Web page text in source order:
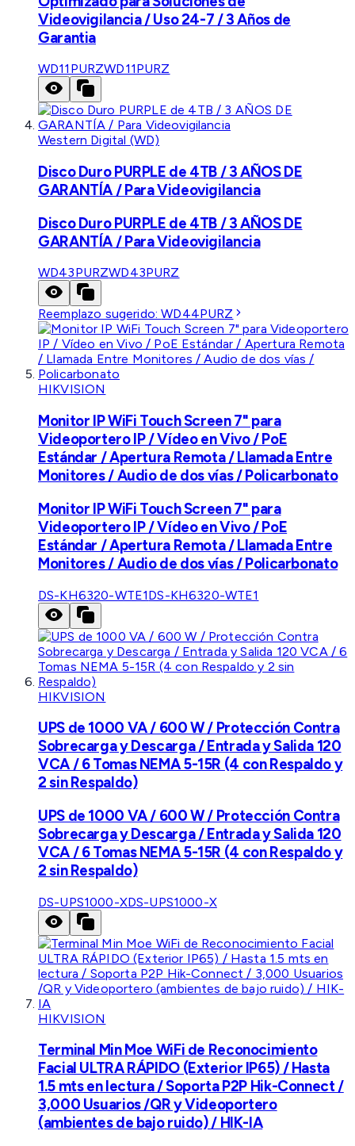
Videovigilancia / Uso 24-7 / 3 Años de
Garantia
WD11PURZWD11PURZ
Western Digital (WD)
Disco Duro PURPLE de 4TB / 3 AÑOS DE
GARANTÍA / Para Videovigilancia
Disco Duro PURPLE de 4TB / 3 AÑOS DE
GARANTÍA / Para Videovigilancia
WD43PURZWD43PURZ
Reemplazo sugerido:WD44PURZ
HIKVISION
Monitor IP WiFi Touch Screen 7" para
Videoportero IP / Vídeo en Vivo / PoE
Estándar / Apertura Remota / Llamada Entre
Monitores / Audio de dos vías / Policarbonato
Monitor IP WiFi Touch Screen 7" para
Videoportero IP / Vídeo en Vivo / PoE
Estándar / Apertura Remota / Llamada Entre
Monitores / Audio de dos vías / Policarbonato
DS-KH6320-WTE1DS-KH6320-WTE1
HIKVISION
UPS de 1000 VA / 600 W / Protección Contra
Sobrecarga y Descarga / Entrada y Salida 120
VCA / 6 Tomas NEMA 5-15R (4 con Respaldo y
2 sin Respaldo)
UPS de 1000 VA / 600 W / Protección Contra
Sobrecarga y Descarga / Entrada y Salida 120
VCA / 6 Tomas NEMA 5-15R (4 con Respaldo y
2 sin Respaldo)
DS-UPS1000-XDS-UPS1000-X
HIKVISION
Terminal Min Moe WiFi de Reconocimiento
Facial ULTRA RÁPIDO (Exterior IP65) / Hasta
1.5 mts en lectura / Soporta P2P Hik-Connect /
3,000 Usuarios /QR y Videoportero
(ambientes de bajo ruido) / HIK-IA